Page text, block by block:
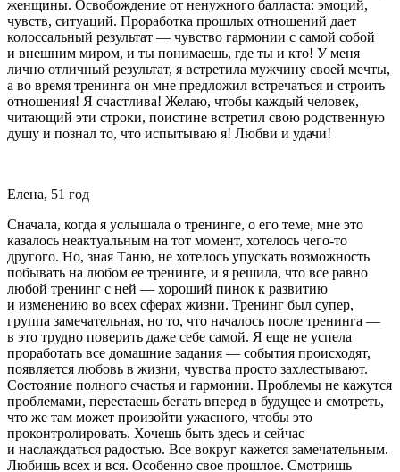
женщины. Освобождение от ненужного балласта: эмоций,
чувств, ситуаций. Проработка прошлых отношений дает
колоссальный результат — чувство гармонии с самой собой
и внешним миром, и ты понимаешь, где ты и кто! У меня
лично отличный результат, я встретила мужчину своей мечты,
а во время тренинга он мне предложил встречаться и строить
отношения! Я счастлива! Желаю, чтобы каждый человек,
читающий эти строки, поистине встретил свою родственную
душу и познал то, что испытываю я! Любви и удачи!
Елена, 51 год
Сначала, когда я услышала о тренинге, о его теме, мне это
казалось неактуальным на тот момент, хотелось чего-то
другого. Но, зная Таню, не хотелось упускать возможность
побывать на любом ее тренинге, и я решила, что все равно
любой тренинг с ней — хороший пинок к развитию
и изменению во всех сферах жизни. Тренинг был супер,
группа замечательная, но то, что началось после тренинга —
в это трудно поверить даже себе самой. Я еще не успела
проработать все домашние задания — события происходят,
появляется любовь в жизни, чувства просто захлестывают.
Состояние полного счастья и гармонии. Проблемы не кажутся
проблемами, перестаешь бегать вперед в будущее и смотреть,
что же там может произойти ужасного, чтобы это
проконтролировать. Хочешь быть здесь и сейчас
и наслаждаться радостью. Все вокруг кажется замечательным.
Любишь всех и вся. Особенно свое прошлое. Смотришь